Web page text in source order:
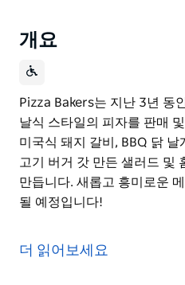
개요
Pizza Bakers는 지난 3년 동
날식 스타일의 피자를 판매
미국식 돼지 갈비, BBQ 닭 날
고기 버거 갓 만든 샐러드 및
만듭니다. 새롭고 흥미로운
될 예정입니다!
날식 스타일의 피자를 판매
더 읽어보세요